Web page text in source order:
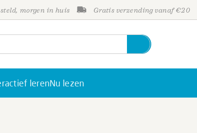
morgen in huis Gratis verzending vanaf €20
lerenNu lezen
Personen